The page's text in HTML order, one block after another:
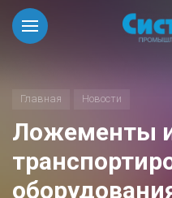
Главная Новости
Ложементы